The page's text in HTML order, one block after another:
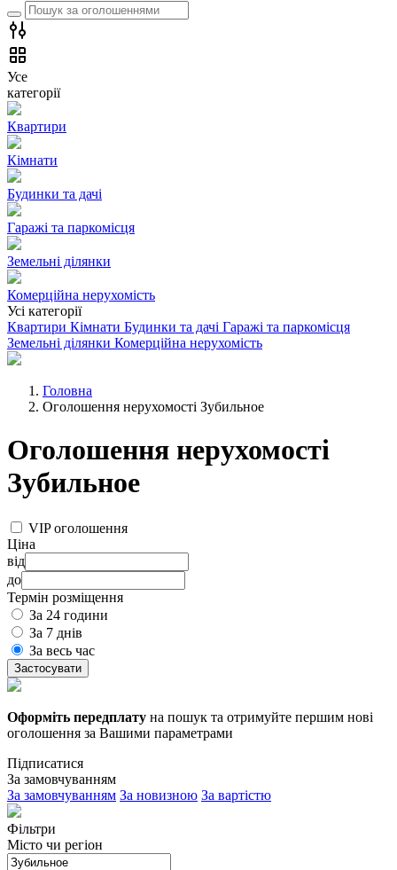
Усе
категорії
Квартири
Кімнати
Будинки та дачі
Гаражі та паркомісця
Земельні ділянки
Комерційна нерухомість
Усі категорії
Квартири Кімнати Будинки та дачі Гаражі та паркомісця
Земельні ділянки Комерційна нерухомість
Головна
Оголошення нерухомості Зубильное
Оголошення нерухомості
Зубильное
VIP оголошення
Ціна
від
до
Термін розміщення
За 24 години
За 7 днів
За весь час
Застосувати
Оформіть передплату на пошук та отримуйте першим нові
оголошення за Вашими параметрами
Підписатися
За замовчуванням
За замовчуванням За новизною За вартістю
Фільтри
Місто чи регіон